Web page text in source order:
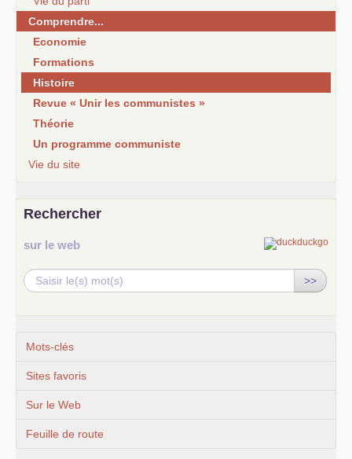
Comprendre...
Economie
Formations
Histoire
Revue « Unir les communistes »
Théorie
Un programme communiste
Vie du site
Rechercher
sur le web
>>
Mots-clés
Sites favoris
Sur le Web
Feuille de route